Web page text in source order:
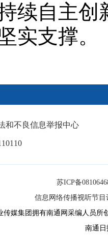
续自主创
实支撑。
和不良信息举报中心
苏ICP备
信息网络传播视听节目
传媒集团拥有南通网采编人员所
南通日